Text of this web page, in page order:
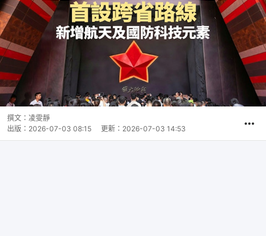
撰文： 凌雯靜
出版： 2026-07-03 08:15 更新： 2026-07-03 14:53